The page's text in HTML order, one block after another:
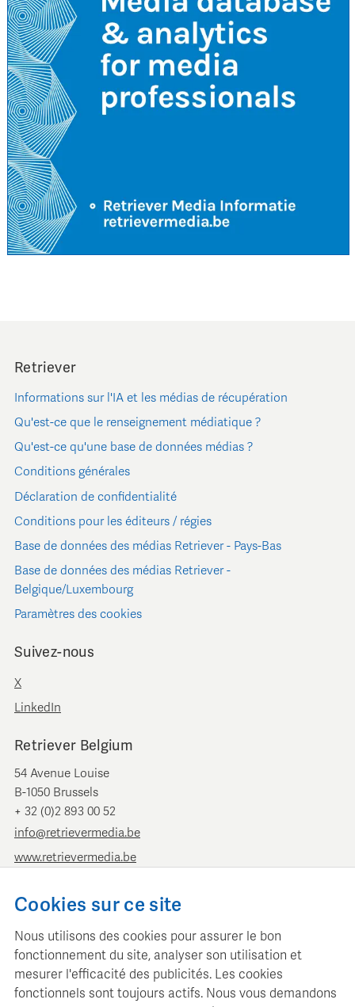
Retriever
Informations sur l'IA et les médias de récupération
Qu'est-ce que le renseignement médiatique ?
Qu'est-ce qu'une base de données médias ?
Conditions générales
Déclaration de confidentialité
Conditions pour les éditeurs / régies
Base de données des médias Retriever - Pays-Bas
Base de données des médias Retriever -
Belgique/Luxembourg
Paramètres des cookies
Suivez-nous
X
LinkedIn
Retriever Belgium
54 Avenue Louise
B-1050 Brussels
+ 32 (0)2 893 00 52
info@retrievermedia.be
www.retrievermedia.be
Retriever Pays-Bas
1054 GT Amsterdam
+ 31 (0)20 379 11 01
info@retriever.nl
Cookies sur ce site
Nous utilisons des cookies pour assurer le bon
fonctionnement du site, analyser son utilisation et
mesurer l'efficacité des publicités. Les cookies
fonctionnels sont toujours actifs. Nous vous demandons